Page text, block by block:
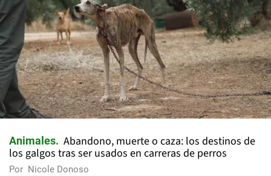
Animales
Abandono, muerte o caza: los destinos de
los galgos tras ser usados en carreras de perros
Por Nicole Donoso